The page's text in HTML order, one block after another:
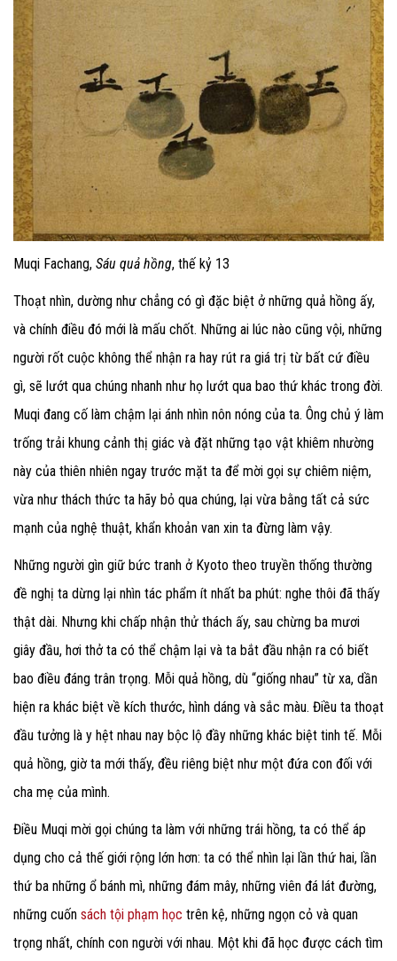
Muqi Fachang, Sáu quả hồng, thế kỷ 13
Thoạt nhìn, dường như chẳng có gì đặc biệt ở những quả hồng ấy,
và chính điều đó mới là mấu chốt. Những ai lúc nào cũng vội, những
người rốt cuộc không thể nhận ra hay rút ra giá trị từ bất cứ điều
gì, sẽ lướt qua chúng nhanh như họ lướt qua bao thứ khác trong đời.
Muqi đang cố làm chậm lại ánh nhìn nôn nóng của ta. Ông chủ ý làm
trống trải khung cảnh thị giác và đặt những tạo vật khiêm nhường
này của thiên nhiên ngay trước mặt ta để mời gọi sự chiêm niệm,
vừa như thách thức ta hãy bỏ qua chúng, lại vừa bằng tất cả sức
mạnh của nghệ thuật, khẩn khoản van xin ta đừng làm vậy.
Những người gìn giữ bức tranh ở Kyoto theo truyền thống thường
đề nghị ta dừng lại nhìn tác phẩm ít nhất ba phút: nghe thôi đã thấy
thật dài. Nhưng khi chấp nhận thử thách ấy, sau chừng ba mươi
giây đầu, hơi thở ta có thể chậm lại và ta bắt đầu nhận ra có biết
bao điều đáng trân trọng. Mỗi quả hồng, dù “giống nhau” từ xa, dần
hiện ra khác biệt về kích thước, hình dáng và sắc màu. Điều ta thoạt
đầu tưởng là y hệt nhau nay bộc lộ đầy những khác biệt tinh tế. Mỗi
quả hồng, giờ ta mới thấy, đều riêng biệt như một đứa con đối với
cha mẹ của mình.
Điều Muqi mời gọi chúng ta làm với những trái hồng, ta có thể áp
dụng cho cả thế giới rộng lớn hơn: ta có thể nhìn lại lần thứ hai, lần
thứ ba những ổ bánh mì, những đám mây, những viên đá lát đường,
những cuốn sách tội phạm học trên kệ, những ngọn cỏ và quan
trọng nhất, chính con người với nhau. Một khi đã học được cách tìm